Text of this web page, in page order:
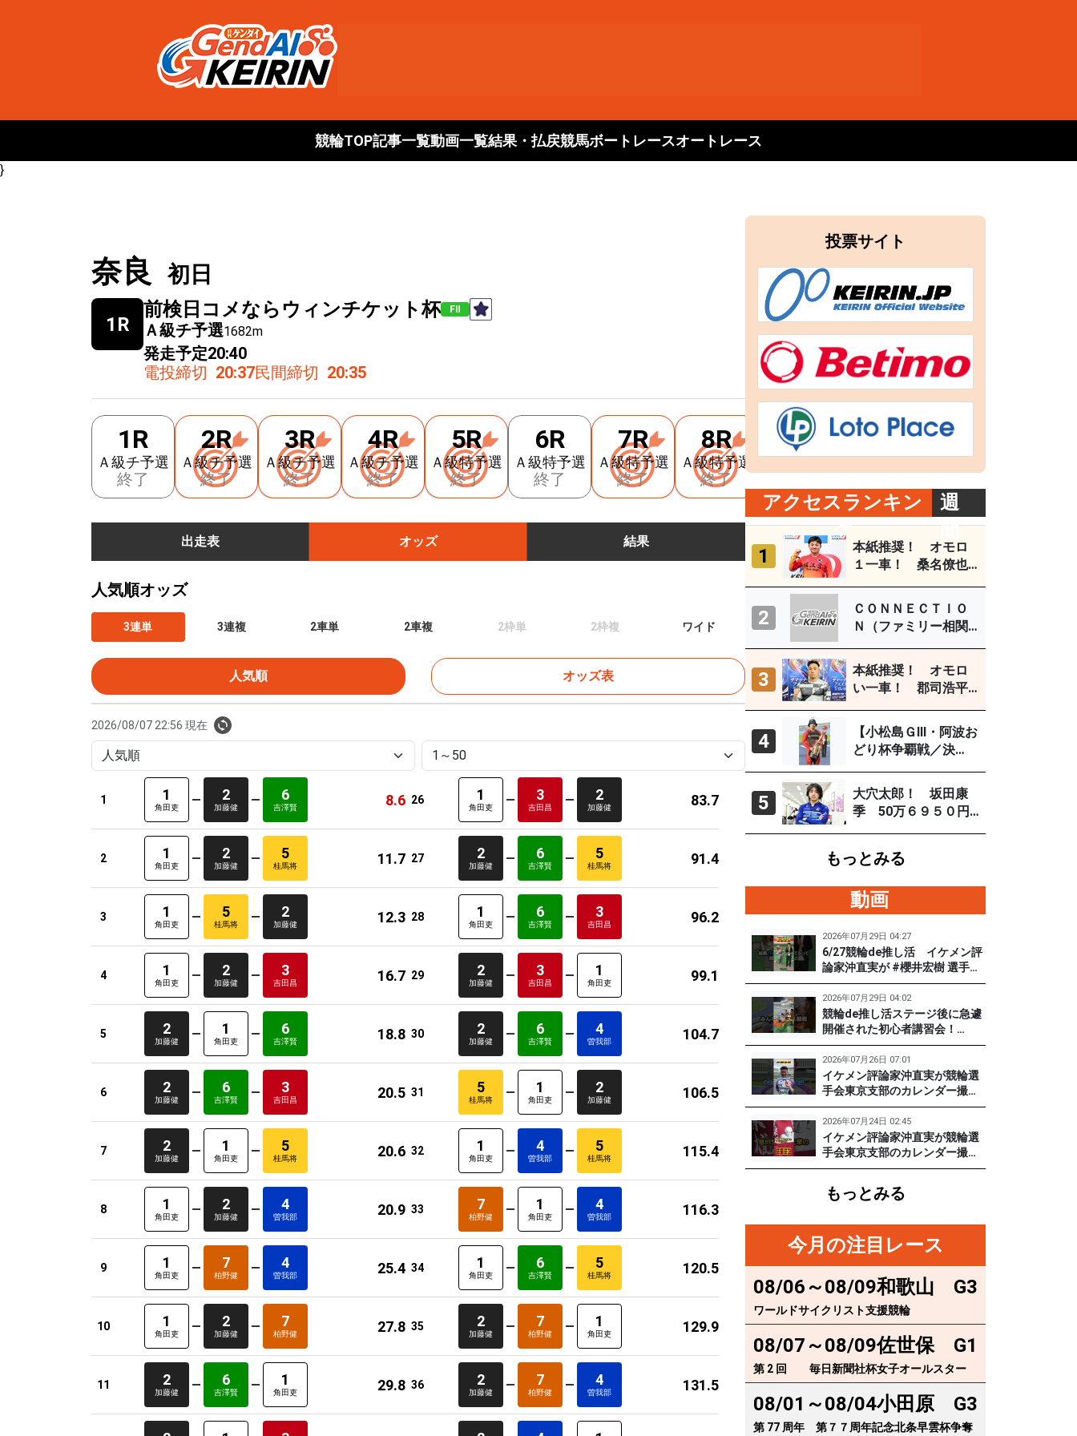
競輪TOP記事一覧動画一覧結果・払戻競馬ボートレースオートレース
}
奈良 初日
1R
前検日コメならウィンチケット杯 FⅡ
Ａ級チ予選1682m
発走予定20:40
電投締切 20:37民間締切 20:35
1R
Ａ級チ予選
終了
2R
Ａ級チ予選
終了
3R
Ａ級チ予選
終了
4R
Ａ級チ予選
終了
5R
Ａ級特予選
終了
6R
Ａ級特予選
終了
7R
Ａ級特予選
終了
8R
Ａ級特予選
終了
9R
Ａ級初特選
終了
出走表 オッズ 結果
人気順オッズ
3連単 3連複 2車単 2車複 2枠単 2枠複 ワイド
人気順 オッズ表
2026/08/07 22:56 現在
1 1
角田吏
2
加藤健
6
吉澤賢 8.6
2 1
角田吏
2
加藤健
5
桂馬将 11.7
3 1
角田吏
5
桂馬将
2
加藤健 12.3
4 1
角田吏
2
加藤健
3
吉田昌 16.7
5 2
加藤健
1
角田吏
6
吉澤賢 18.8
6 2
加藤健
6
吉澤賢
3
吉田昌 20.5
7 2
加藤健
1
角田吏
5
桂馬将 20.6
8 1
角田吏
2
加藤健
4
曽我部 20.9
9 1
角田吏
7
柏野健
4
曽我部 25.4
10 1
角田吏
2
加藤健
7
柏野健 27.8
11 2
加藤健
6
吉澤賢
1
角田吏 29.8
26 1
角田吏
3
吉田昌
2
加藤健 83.7
27 2
加藤健
6
吉澤賢
5
桂馬将 91.4
28 1
角田吏
6
吉澤賢
3
吉田昌 96.2
29 2
加藤健
3
吉田昌
1
角田吏 99.1
30 2
加藤健
6
吉澤賢
4
曽我部 104.7
31 5
桂馬将
1
角田吏
2
加藤健 106.5
32 1
角田吏
4
曽我部
5
桂馬将 115.4
33 7
柏野健
1
角田吏
4
曽我部 116.3
34 1
角田吏
6
吉澤賢
5
桂馬将 120.5
35 2
加藤健
7
柏野健
1
角田吏 129.9
36 2
加藤健
7
柏野健
4
曽我部 131.5
投票サイト
アクセスランキン
グ
週
間
1
本紙推奨！ オモロ
１一車！ 桑名僚也
３～５日）
2
ＣＯＮＮＥＣＴＩＯ
Ｎ（ファミリー相関
野ＦⅠ ７月27～29
日）
3
本紙推奨！ オモロ
い一車！ 郡司浩平
～４日）
4
【小松島ＧⅢ・阿波お
どり杯争覇戦／決
ードレース連続優勝
「自分の力を出すだ
け」
5
大穴太郎！ 坂田康
季 50万６９５０円
もっとみる
動画
2026年07月29日 04:27
6/27競輪de推し活 イケメン評
論家沖直実が #櫻井宏樹 選手を
迎えてズバズバ聞きまくり！
#PR #松戸けいりん #和田健太
郎
2026年07月29日 04:02
競輪de推し活ステージ後に急遽
開催された初心者講習会！
（6/27) 冨田卓さんの講習を受
けて、初めてチャレンジした女
子たち。果たして…？ #PR #松
戸けいりん #和田健太郎 #沖直
実
2026年07月26日 07:01
イケメン評論家沖直実が競輪選
手会東京支部のカレンダー撮影
に突撃！笑顔がかわいい期待の
129期齋藤宏樹選手登場！ #pr #
松戸けいりん
2026年07月24日 02:45
イケメン評論家沖直実が競輪選
手会東京支部のカレンダー撮影
に突撃！イケオジ少年隊登場！
#PR #松戸けいりん #川口満広
もっとみる
今月の注目レース
08/06～08/09和歌山 G3
ワールドサイクリスト支援競輪
08/07～08/09佐世保 G1
第 2 回 毎日新聞社杯女子オールスター
08/01～08/04小田原 G3
第 77 周年 第７７周年記念北条早雲杯争奪